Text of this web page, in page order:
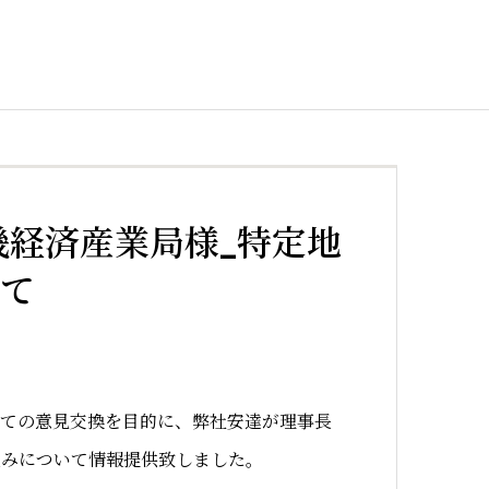
経済産業局様_特定地
の意見交換を目的に、弊社安達が理事長
について情報提供致しました。